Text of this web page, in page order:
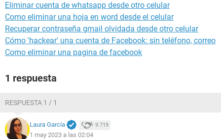
Eliminar cuenta de whatsapp desde otro celular
Como eliminar una hoja en word desde el celular
Recuperar contraseña gmail olvidada desde otro celular
Cómo 'hackear' una cuenta de Facebook: sin teléfono, correo
Como eliminar una pagina de facebook
1 respuesta
RESPUESTA 1 / 1
Laura García 9.719
1 may 2023 a las 02:04